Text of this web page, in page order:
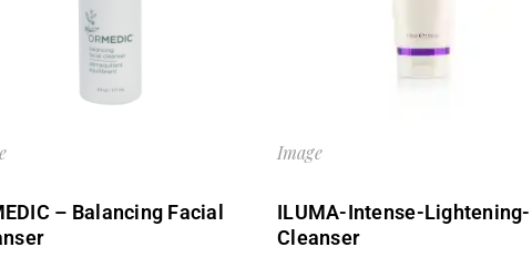
– Balancing Facial
Image
ILUMA-Intense-Lightening-
Cleanser